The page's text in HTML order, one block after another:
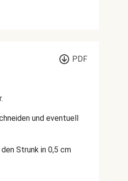
PDF
und eventuell
Strunk in 0,5 cm